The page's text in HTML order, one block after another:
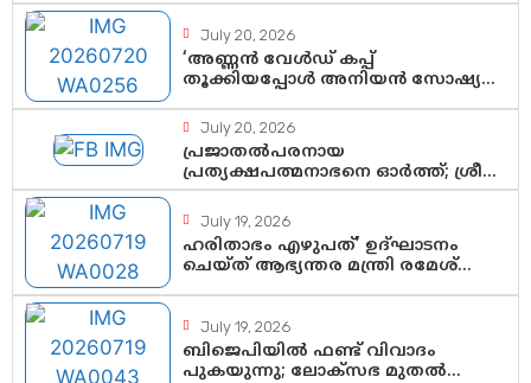
July 20, 2026
‘അണ്ണൻ വേൾഡ് കപ്പ്
തൂക്കിയപ്പോൾ അനിയൻ സോഷ്യൽ
കിരീടധാരണത്തിനിടെ
ശ്രദ്ധാകേന്ദ്രമായി മൂന്ന്
വയസ്സുകാരൻ ചുണക്കുട്ടൻ
July 20, 2026
പ്രജാതൽപരനായ
പ്രത്യക്ഷപത്മനാഭനെ ഓർത്ത്; ശ്രീ
ചിത്തിര തിരുനാൾ മഹാരാജാവിന്റെ
35-ാം നാടുനീങ്ങൽ ദിനം ഇന്ന്
July 19, 2026
ഹരിതാഭം എഴുപത്’ ഉദ്ഘാടനം
ചെയ്ത് ആഭ്യന്തര മന്ത്രി രമേശ്
പ്രൗഢമായ തുടക്കം
July 19, 2026
ബിജെപിയിൽ ഫണ്ട് വിവാദം
പുകയുന്നു; ലോക്സഭ മുതൽ